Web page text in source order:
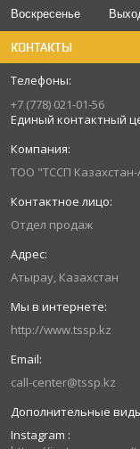
Воскресенье
КОНТАКТЫ
+7 (778) 021-01-56
Единый контактный
ТОО "ТССП Казахстан-
Отдел продаж
Атырау, Казахстан
http://www.tssp.kz
call-center@tssp.kz
Instagram